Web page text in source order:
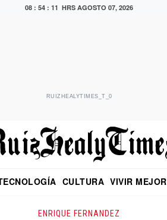
08 : 54 : 12 HRS AGOSTO 07, 2026
RUIZHEALYTIMES_T_0
CULTURA VIVIR MEJOR
ENRIQUE FERNANDEZ